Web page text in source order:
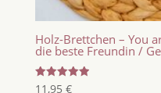
Holz-Brettchen – You
die beste Freundin /
Bewertet
11,95 €